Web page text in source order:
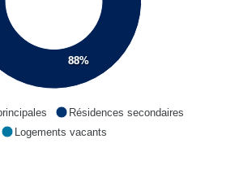
88%
Résidences secondaires
Logements vacants